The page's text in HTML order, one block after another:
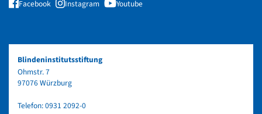
Facebook Instagram Youtube
Blindeninstitutsstiftung
Ohmstr. 7
97076 Würzburg
Telefon:0931 2092-0